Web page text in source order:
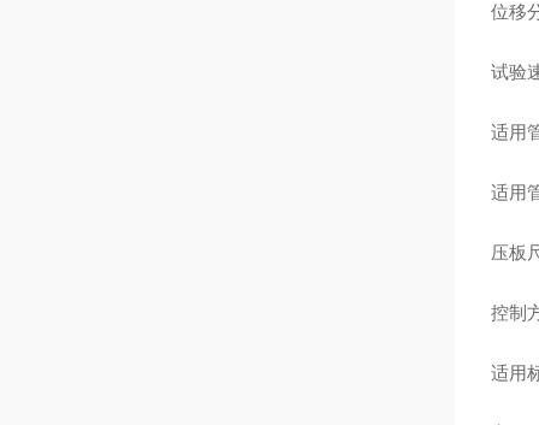
位移
试验
适用
适用
压板
控制
适用